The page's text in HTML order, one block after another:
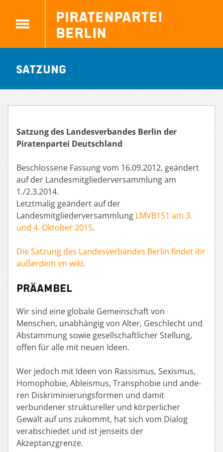
Piratenpartei
Berlin
Satzung
Satzung des Landesverbandes Berlin der
Piratenpartei Deutschland
Beschlossene Fassung vom 16.09.2012, geändert
auf der Landesmitgliederversammlung am
1./2.3.2014.
Letztmalig geändert auf der
Landesmitgliederversammlung LMVB151 am 3.
und 4. Oktober 2015.
Die Satzung des Landesverbandes Berlin findet ihr
außerdem im wiki.
PRÄAMBEL
Wir sind eine globale Gemeinschaft von
Menschen, unabhängig von Alter, Geschlecht und
Abstammung sowie gesellschaftlicher Stellung,
offen für alle mit neuen Ideen.
Wer jedoch mit Ideen von Ras­sis­mus, Sexis­mus,
Homo­pho­bie, Ableis­mus, Trans­pho­bie und ande­
ren Dis­kri­mi­nie­rungs­for­men und damit
verbundener struktureller und körperlicher
Gewalt auf uns zukommt, hat sich vom Dialog
verabschiedet und ist jenseits der
Akzeptanzgrenze.